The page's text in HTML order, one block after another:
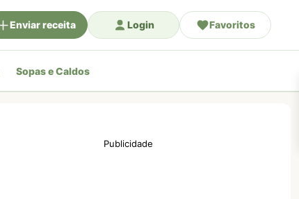
Enviar receita Login Favoritos
Sopas e Caldos
Publicidade